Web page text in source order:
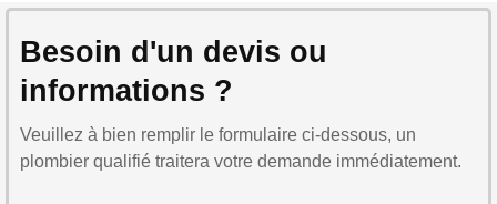
Besoin d'un devis ou
informations ?
Veuillez à bien remplir le formulaire ci-dessous, un
plombier qualifié traitera votre demande immédiatement.